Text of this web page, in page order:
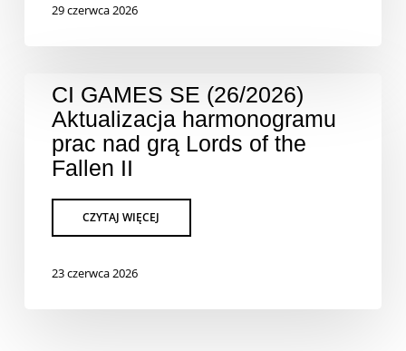
29 czerwca 2026
CI GAMES SE (26/2026)
Aktualizacja harmonogramu
prac nad grą Lords of the
Fallen II
23 czerwca 2026